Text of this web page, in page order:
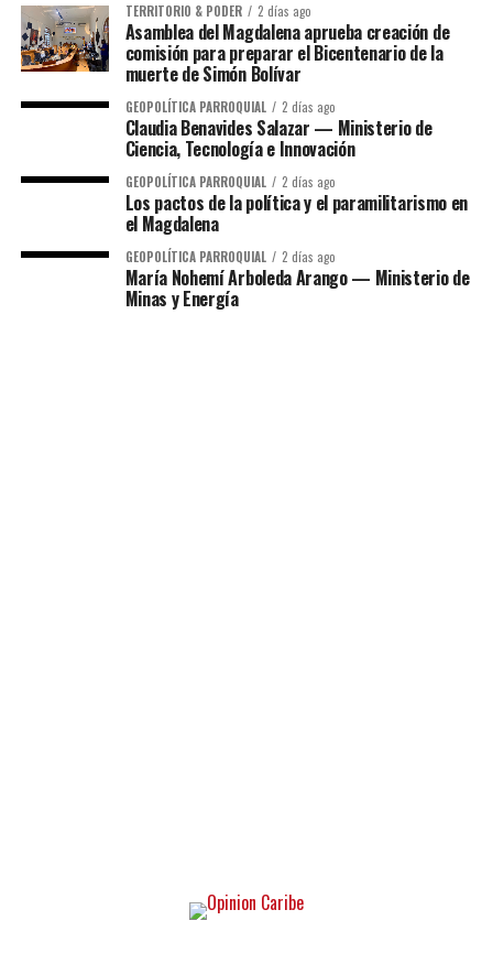
TERRITORIO & PODER 2 días ago
Asamblea del Magdalena aprueba creación de
comisión para preparar el Bicentenario de la
muerte de Simón Bolívar
GEOPOLÍTICA PARROQUIAL 2 días ago
Claudia Benavides Salazar — Ministerio de
Ciencia, Tecnología e Innovación
GEOPOLÍTICA PARROQUIAL 2 días ago
Los pactos de la política y el paramilitarismo en
el Magdalena
GEOPOLÍTICA PARROQUIAL 2 días ago
María Nohemí Arboleda Arango — Ministerio de
Minas y Energía